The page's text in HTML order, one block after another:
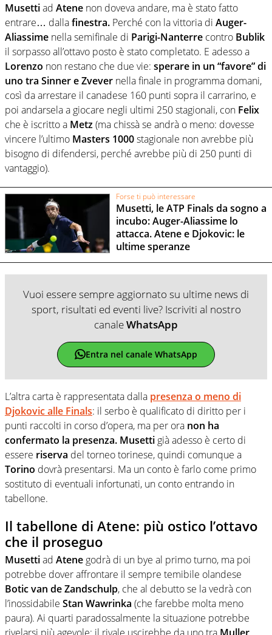
Musettiad Atene non doveva andare, ma è stato fatto
entrare… dallafinestra. Perché con la vittoria di Auger-
Aliassime nella semifinale di Parigi-Nanterre contro Bublik
il sorpasso all’ottavo posto è stato completato. E adesso a
Lorenzo non restano che due vie: sperare in un “favore” di
uno tra Sinner e Zvever nella finale in programma domani,
così da arrestare il canadese 160 punti sopra il carrarino, e
poi andarsela a giocare negli ultimi 250 stagionali, con Felix
che è iscritto a Metz(ma chissà se andrà o meno: dovesse
vincere l’ultimo Masters 1000stagionale non avrebbe più
bisogno di difendersi, perché avrebbe più di 250 punti di
vantaggio).
Forse ti può interessare
Musetti, le ATP Finals da sogno a
incubo: Auger-Aliassime lo
attacca. Atene e Djokovic: le
ultime speranze
Vuoi essere sempre aggiornato su ultime news di
sport, risultati ed eventi live? Iscriviti al nostro
canaleWhatsApp
Entra nel canale WhatsApp
L’altra carta è rappresentata dalla presenza o meno di
Djokovic alle Finals: il serbo è qualificato di diritto per i
punti raccolti in corso d’opera, ma per ora non ha
confermato la presenza. Musetti già adesso è certo di
essere riserva del torneo torinese, quindi comunque a
Torino dovrà presentarsi. Ma un conto è farlo come primo
sostituto di eventuali infortunati, un conto entrando in
tabellone.
Il tabellone di Atene: più ostico l’ottavo
che il proseguo
Musettiad Atene godrà di un bye al primo turno, ma poi
potrebbe dover affrontare il sempre temibile olandese
Botic van de Zandschulp, che al debutto se la vedrà con
l’inossidabile Stan Wawrinka (che farebbe molta meno
paura). Ai quarti paradossalmente la situazione potrebbe